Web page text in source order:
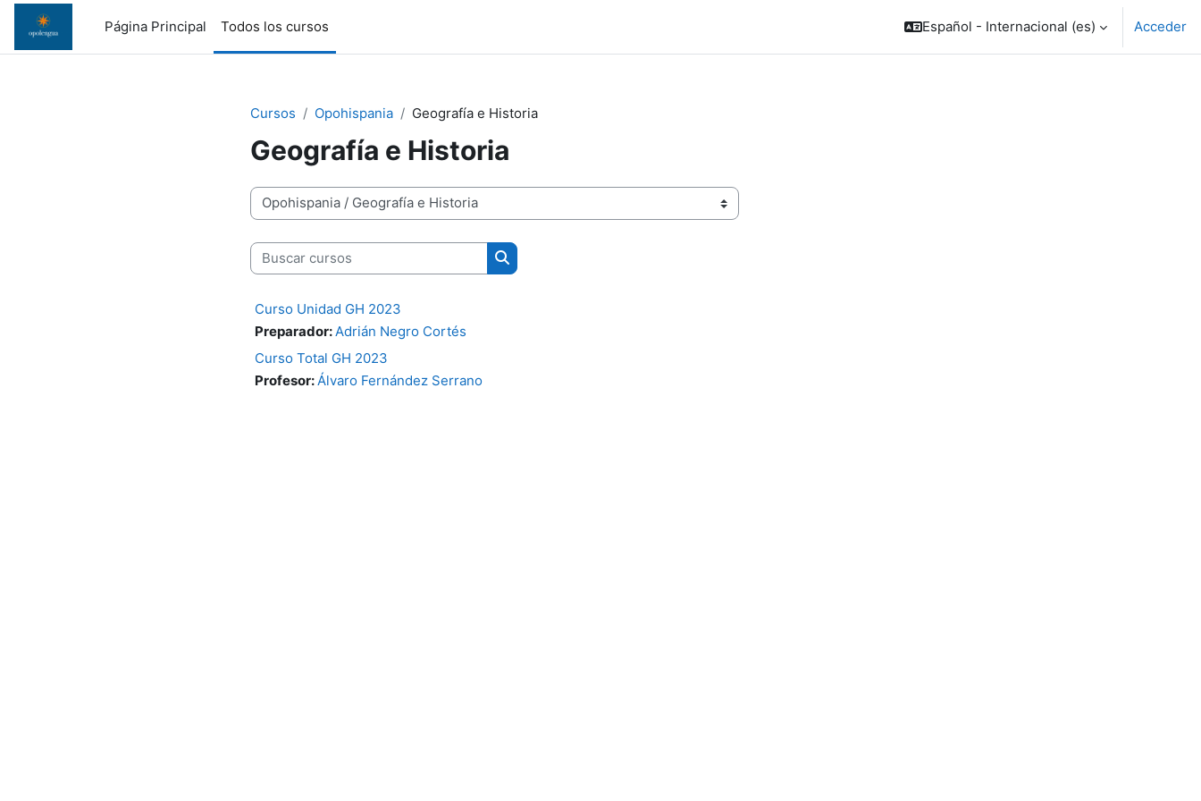
Salta al contenido principal
Página Principal
Todos los cursos Español - Internacional ‎(es)‎ Acceder
Cursos Opohispania Geografía e Historia
Geografía e Historia
Categorías
Buscar cursos
Buscar cursos
Curso Unidad GH 2023
Preparador:Adrián Negro Cortés
Curso Total GH 2023
Profesor:Álvaro Fernández Serrano